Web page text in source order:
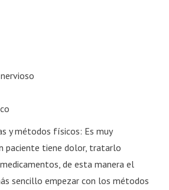
y métodos físicos: Es muy
paciente tiene dolor, tratarlo
de esta manera el
sencillo empezar con los métodos